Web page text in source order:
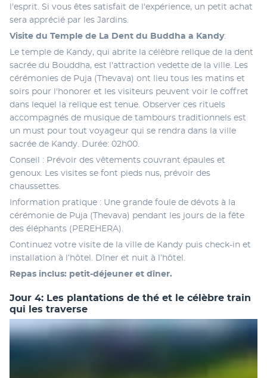
l'esprit. Si vous êtes satisfait de l'expérience, un petit achat
sera apprécié par les Jardins.
Visite du Temple de La Dent du Buddha a Kandy:
Le temple de Kandy, qui abrite la célèbre relique de la dent
sacrée du Bouddha, est l'attraction vedette de la ville. Les
cérémonies de Puja (Thevava) ont lieu tous les matins et
soirs pour l'honorer et les visiteurs peuvent voir le coffret
dans lequel la relique est tenue. Observer ces rituels
accompagnés de musique de tambours traditionnels est
un must pour tout voyageur qui se rendra dans la ville
sacrée de Kandy. Durée: 02h00.
Conseil : Prévoir des vêtements couvrant épaules et
genoux. Les visites se font pieds nus, prévoir des
chaussettes.
Information pratique : Une grande foule de dévots à la
cérémonie de Puja (Thevava) pendant les jours de la fête
des éléphants (PEREHERA).
Continuez votre visite de la ville de Kandy puis check-in et
installation à l’hôtel. Dîner et nuit à l’hôtel.
Repas inclus: petit-déjeuner et dîner.
Jour 4: Les plantations de thé et le célèbre train
qui les traverse